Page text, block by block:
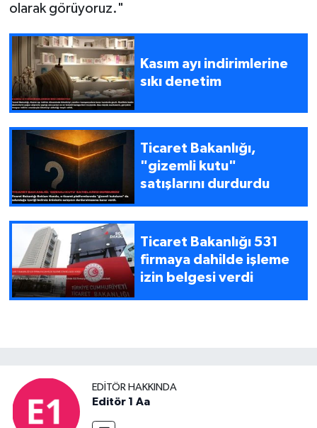
olarak görüyoruz."
Kasım ayı indirimlerine
sıkı denetim
Ticaret Bakanlığı,
"gizemli kutu"
satışlarını durdurdu
Ticaret Bakanlığı 531
firmaya dahilde işleme
izin belgesi verdi
EDITÖR HAKKINDA
Editör 1 Aa